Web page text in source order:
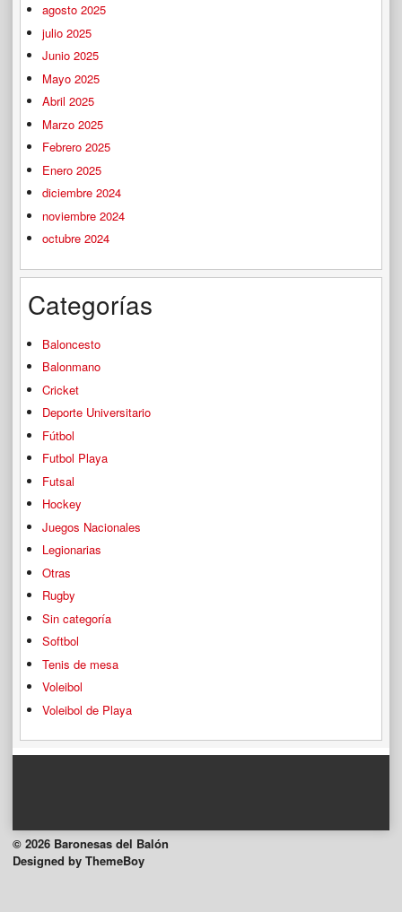
agosto 2025
julio 2025
Junio 2025
Mayo 2025
Abril 2025
Marzo 2025
Febrero 2025
Enero 2025
diciembre 2024
noviembre 2024
octubre 2024
Categorías
Baloncesto
Balonmano
Cricket
Deporte Universitario
Fútbol
Futbol Playa
Futsal
Hockey
Juegos Nacionales
Legionarias
Otras
Rugby
Sin categoría
Softbol
Tenis de mesa
Voleibol
Voleibol de Playa
© 2026 Baronesas del Balón
Designed by ThemeBoy